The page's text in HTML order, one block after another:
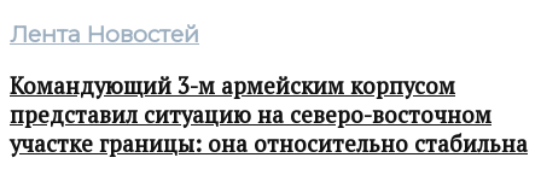
Лента Новостей
Командующий 3-м армейским корпусом
представил ситуацию на северо-восточном
участке границы: она относительно стабильна